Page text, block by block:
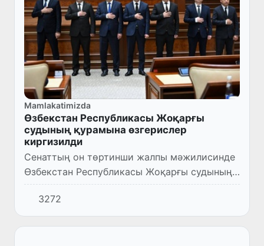
Mamlakatimizda
Өзбекстан Республикасы Жоқарғы
судының қурамына өзгерислер
киргизилди
Сенаттың он төртинши жалпы мәжилисинде
Өзбекстан Республикасы Жоқарғы судының
қурамына өзгерислер киргизиў ҳаққындағы
мәселе көрип шығылды.
3272